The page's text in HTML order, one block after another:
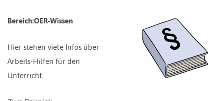
Bereich:OER-Wissen
Hier stehen viele Infos über
Arbeits-Hilfen für den
Unterricht.